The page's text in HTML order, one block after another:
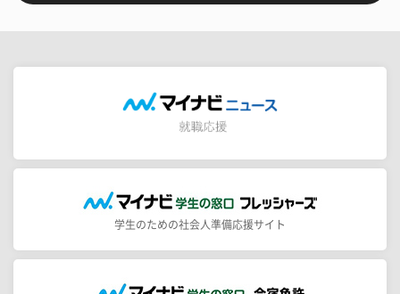
学生のための社会人準備応援サイト